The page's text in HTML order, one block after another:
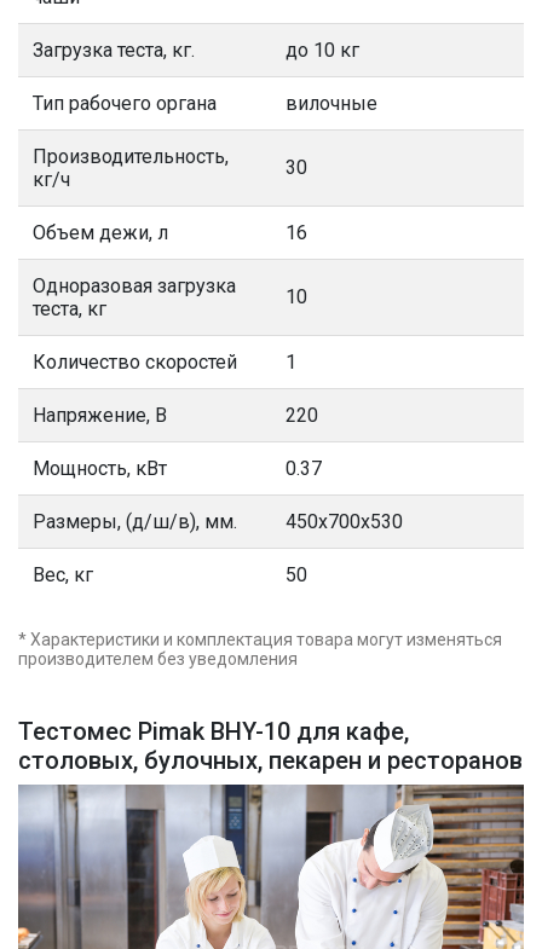
Тестомес Pimak BHY-10 для кафе,
столовых, булочных, пекарен и ресторанов
Загрузка теста, кг. до 10 кг
Тип рабочего органа вилочные
Производительность,
кг/ч
30
Объем дежи, л 16
Одноразовая загрузка
теста, кг
10
Количество скоростей 1
Напряжение, В 220
Мощность, кВт 0.37
Размеры, (д/ш/в), мм. 450х700х530
Вес, кг 50
* Характеристики и комплектация товара могут изменяться
производителем без уведомления